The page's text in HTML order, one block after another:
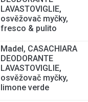
LAVASTOVIGLIE,
osvěžovač myčky,
fresco & pulito
Madel, CASACHIARA
DEODORANTE
LAVASTOVIGLIE,
osvěžovač myčky,
limone verde